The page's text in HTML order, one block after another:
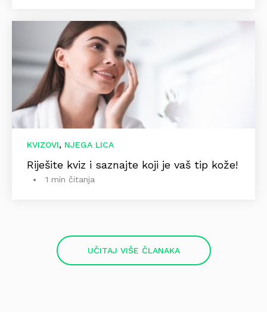
KVIZOVI, NJEGA LICA
Riješite kviz i saznajte koji je vaš tip kože!
1 min čitanja
UČITAJ VIŠE ČLANAKA